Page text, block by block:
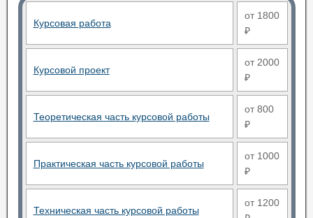
Курсовая работа
от 1800
₽
Курсовой проект
от 2000
₽
Теоретическая часть курсовой работы
от 800
₽
Практическая часть курсовой работы
от 1000
₽
Техническая часть курсовой работы
от 1200